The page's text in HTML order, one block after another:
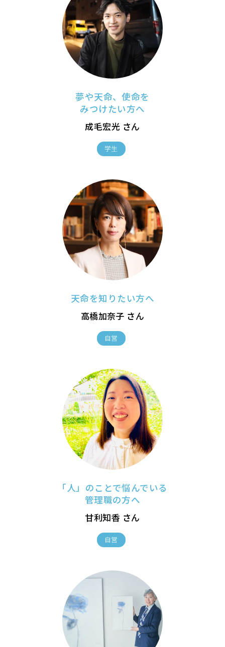
夢や天命、使命を
みつけたい方へ
成毛宏光 さん
学生
天命を知りたい方へ
高橋加奈子 さん
自営
「人」のことで悩んでいる
管理職の方へ
甘利知香 さん
自営